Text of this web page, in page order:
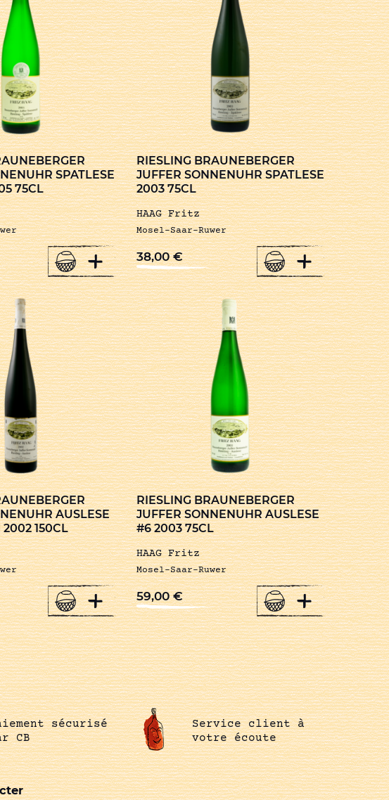
SPATLESE
75CL
+
RIESLING BRAUNEBERGER
JUFFER SONNENUHR SPATLESE
2003 75CL
HAAG Fritz
Mosel-Saar-Ruwer
38,00€ +
AUSLESE
150CL
+
RIESLING BRAUNEBERGER
JUFFER SONNENUHR AUSLESE
#6 2003 75CL
HAAG Fritz
Mosel-Saar-Ruwer
59,00€ +
sécurisé
CB
Service client à
votre écoute